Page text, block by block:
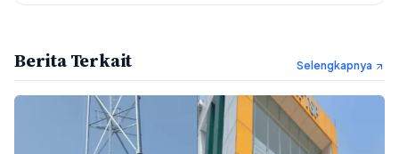
Berita Terkait Selengkapnya